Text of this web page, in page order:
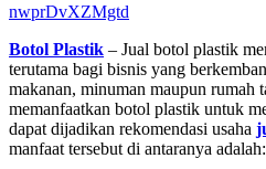
nwprDvXZMgtd
Botol Plastik – Jual botol plastik
terutama bagi bisnis yang
makanan, minuman maupun rumah
memanfaatkan botol plastik untuk
dapat dijadikan rekomendasi usaha
manfaat tersebut di antaranya adalah: